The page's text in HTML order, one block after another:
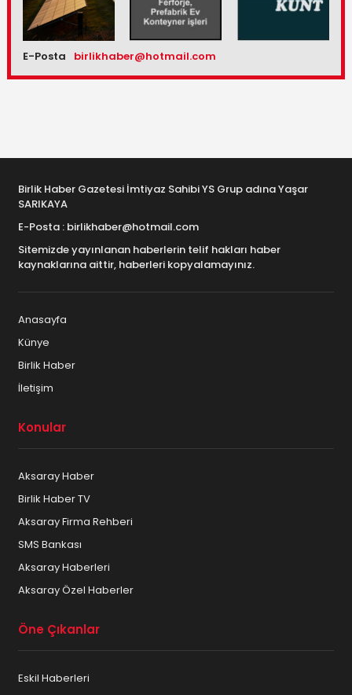
E-Posta birlikhaber@hotmail.com
Birlik Haber Gazetesi İmtiyaz Sahibi YS Grup adına Yaşar
SARIKAYA
E-Posta : birlikhaber@hotmail.com
Sitemizde yayınlanan haberlerin telif hakları haber
kaynaklarına aittir, haberleri kopyalamayınız.
Anasayfa
Künye
Birlik Haber
İletişim
Konular
Aksaray Haber
Birlik Haber TV
Aksaray Firma Rehberi
SMS Bankası
Aksaray Haberleri
Aksaray Özel Haberler
Öne Çıkanlar
Eskil Haberleri